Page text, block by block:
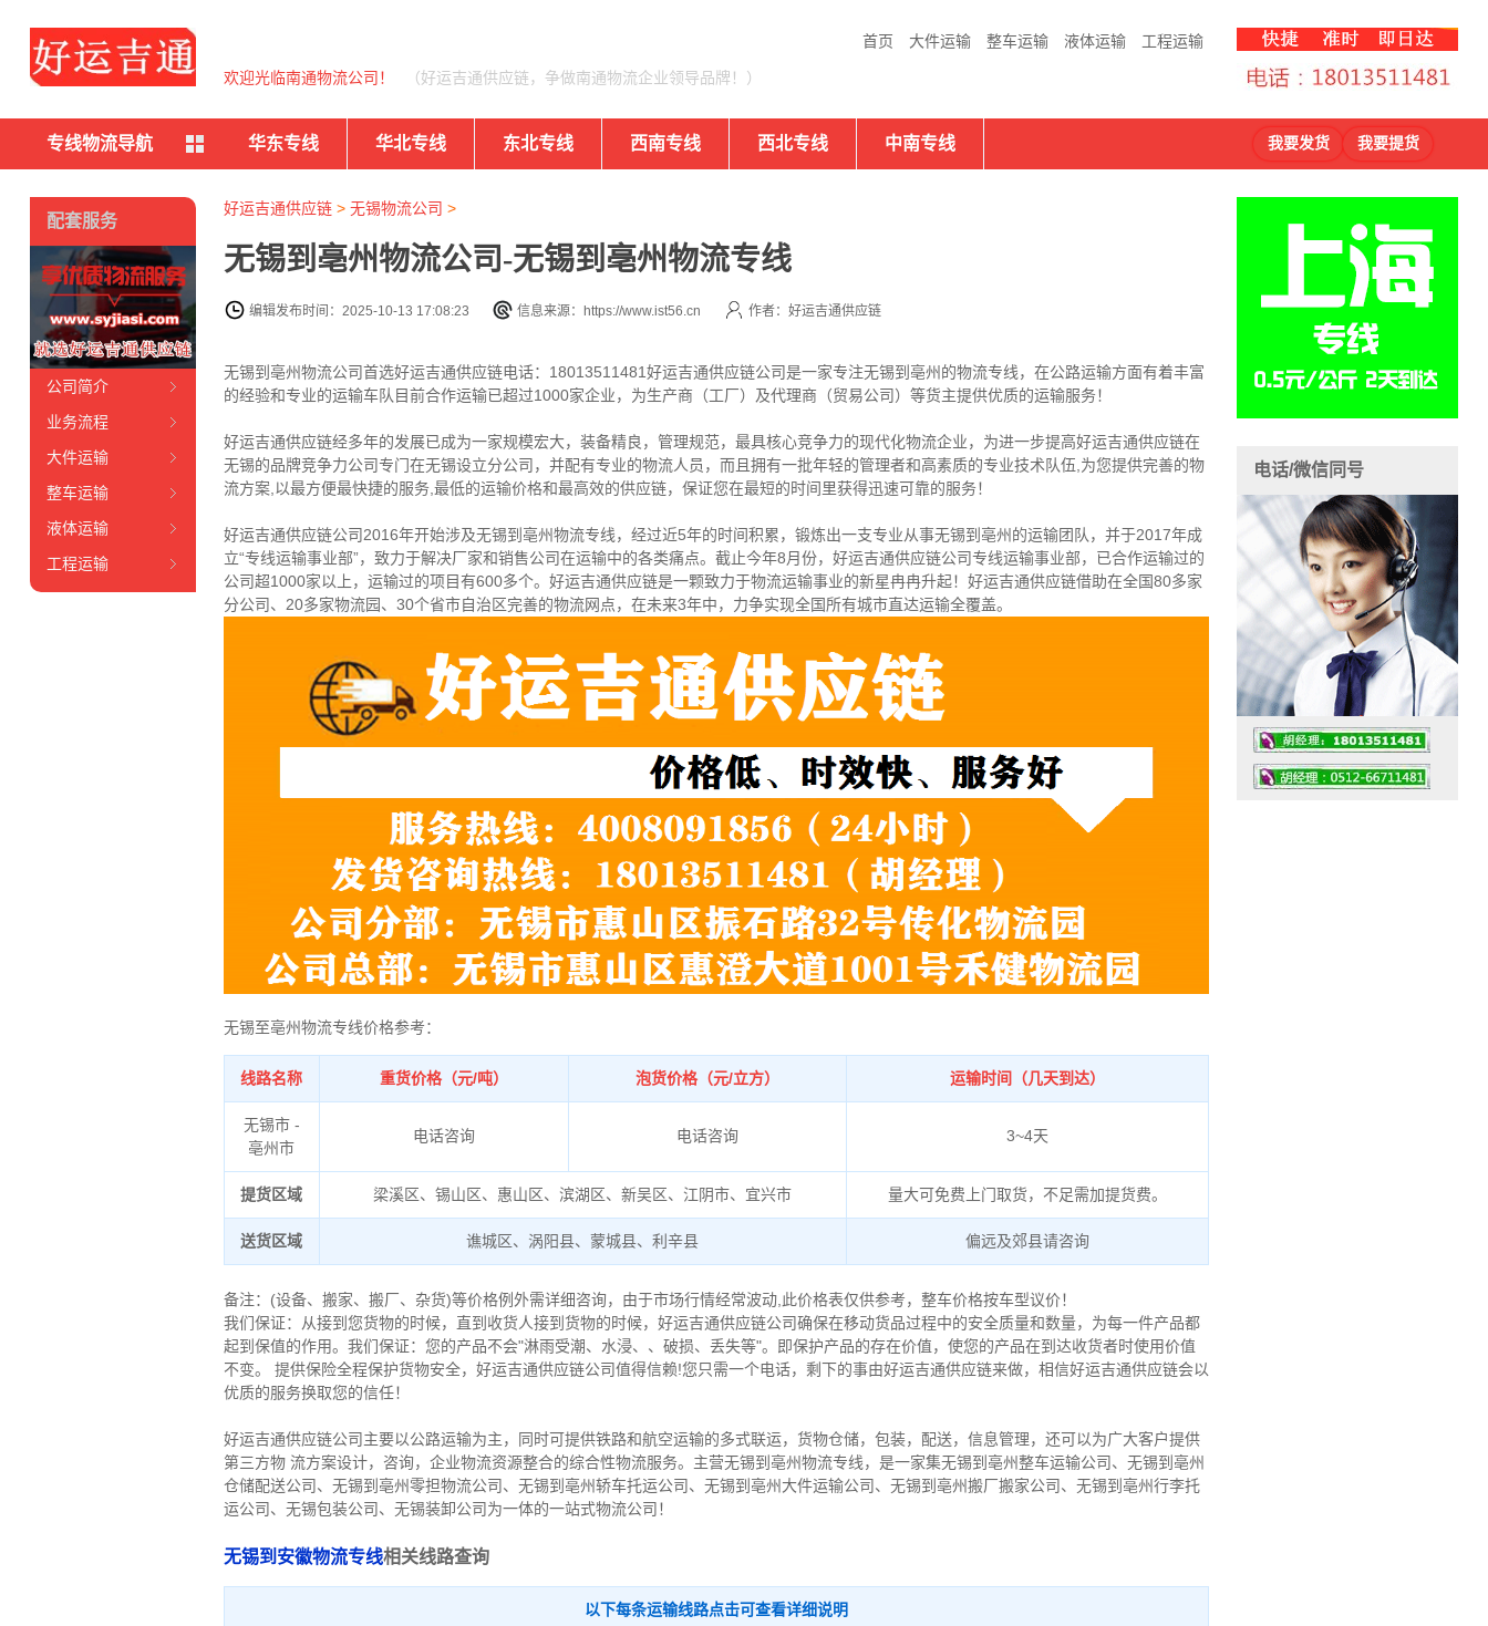
首页 大件运输 整车运输 液体运输 工程运输
欢迎光临南通物流公司！ （好运吉通供应链，争做南通物流企业领导品牌！）
专线物流导航 华东专线 华北专线 东北专线 西南专线 西北专线 中南专线 我要发货 我要提货
好运吉通供应链> 无锡物流公司 >
无锡到亳州物流公司-无锡到亳州物流专线
编辑发布时间：2025-10-13 17:08:23 信息来源：https://www.ist56.cn 作者：好运吉通供应链
无锡到亳州物流公司首选好运吉通供应链电话：18013511481好运吉通供应链公司是一家专注无锡到亳州的物流专线，在公路运输方面有着丰富
的经验和专业的运输车队目前合作运输已超过1000家企业，为生产商（工厂）及代理商（贸易公司）等货主提供优质的运输服务！
好运吉通供应链经多年的发展已成为一家规模宏大，装备精良，管理规范，最具核心竞争力的现代化物流企业，为进一步提高好运吉通供应链在
无锡的品牌竞争力公司专门在无锡设立分公司，并配有专业的物流人员，而且拥有一批年轻的管理者和高素质的专业技术队伍,为您提供完善的物
流方案,以最方便最快捷的服务,最低的运输价格和最高效的供应链，保证您在最短的时间里获得迅速可靠的服务！
好运吉通供应链公司2016年开始涉及无锡到亳州物流专线，经过近5年的时间积累，锻炼出一支专业从事无锡到亳州的运输团队，并于2017年成
立“专线运输事业部”，致力于解决厂家和销售公司在运输中的各类痛点。截止今年8月份，好运吉通供应链公司专线运输事业部，已合作运输过的
公司超1000家以上，运输过的项目有600多个。好运吉通供应链是一颗致力于物流运输事业的新星冉冉升起！好运吉通供应链借助在全国80多家
分公司、20多家物流园、30个省市自治区完善的物流网点，在未来3年中，力争实现全国所有城市直达运输全覆盖。
无锡至亳州物流专线价格参考：
线路名称 重货价格（元/吨） 泡货价格（元/立方） 运输时间（几天到达）
无锡市 -
亳州市
电话咨询 电话咨询 3~4天
提货区域 梁溪区、锡山区、惠山区、滨湖区、新吴区、江阴市、宜兴市 量大可免费上门取货，不足需加提货费。
送货区域 谯城区、涡阳县、蒙城县、利辛县 偏远及郊县请咨询
备注：(设备、搬家、搬厂、杂货)等价格例外需详细咨询，由于市场行情经常波动,此价格表仅供参考，整车价格按车型议价！
我们保证：从接到您货物的时候，直到收货人接到货物的时候，好运吉通供应链公司确保在移动货品过程中的安全质量和数量，为每一件产品都
起到保值的作用。 我们保证：您的产品不会"淋雨受潮、水浸、、破损、丢失等"。即保护产品的存在价值，使您的产品在到达收货者时使用价值
不变。 提供保险全程保护货物安全，好运吉通供应链公司值得信赖!您只需一个电话，剩下的事由好运吉通供应链来做，相信好运吉通供应链会以
优质的服务换取您的信任！
好运吉通供应链公司主要以公路运输为主，同时可提供铁路和航空运输的多式联运，货物仓储，包装，配送，信息管理，还可以为广大客户提供
第三方物 流方案设计，咨询，企业物流资源整合的综合性物流服务。 主营无锡到亳州物流专线，是一家集无锡到亳州整车运输公司、无锡到亳州
仓储配送公司、无锡到亳州零担物流公司、无锡到亳州轿车托运公司、无锡到亳州大件运输公司、无锡到亳州搬厂搬家公司、无锡到亳州行李托
运公司、无锡包装公司、无锡装卸公司为一体的一站式物流公司！
无锡到安徽物流专线相关线路查询
以下每条运输线路点击可查看详细说明
配套服务
公司简介
业务流程
大件运输
整车运输
液体运输
工程运输
电话/微信同号